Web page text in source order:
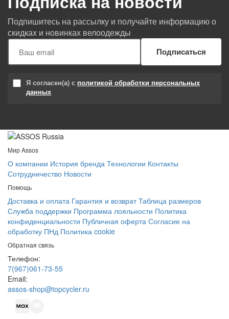
Подпишитесь на рассылку и получайте информацию о
скидках и новинках велоодежды
Подписаться
Я согласен(а) с политикой обработки персональных
данных
Мир Assos
О компании История бренда Технологии Контакты
Сотрудничество Новости
Помощь
Доставка и оплата Гарантия и возврат Таблица размеров
Служба поддержки Программа лояльности Политика
конфиденциальности Публичная оферта Согласие на
обработку ПНд Политика cookie
Обратная связь
Телефон:
7(967)061-73-55
Email:
assos-shop@topcycler.ru